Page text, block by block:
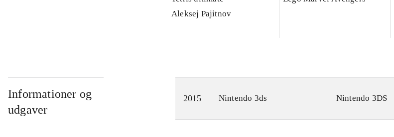
Aleksej Pajitnov
Informationer og
udgaver
2015 Nintendo 3ds Nintendo 3DS